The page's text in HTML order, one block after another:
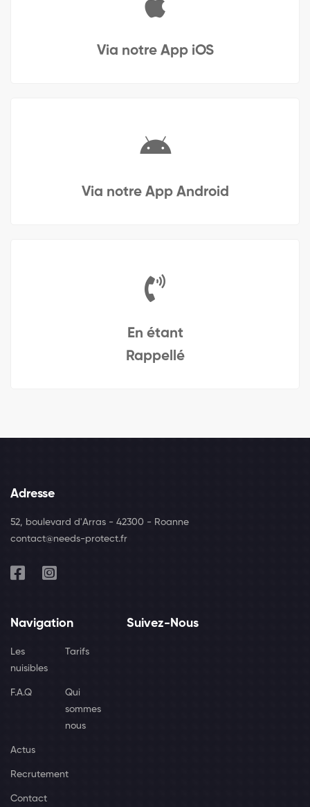
Via notre App iOS
Via notre App Android
En étant
Rappellé
Adresse
52, boulevard d'Arras - 42300 - Roanne
contact@needs-protect.fr
Navigation
Les
nuisibles
Tarifs
F.A.Q
Qui
sommes
nous
Actus
Recrutement
Contact
Suivez-Nous